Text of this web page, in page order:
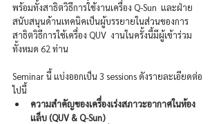
พร้อมทั้งสาธิตวิธีการใช้งานเครื่อง Q-Sun  และฝ่าย
สนับสนุนด้านเทคนิคเป็นผู้บรรยายในส่วนของการ
สาธิตวิธีการใช้เครื่อง QUV  งานในครั้งนี้มีผู้เข้าร่วม
ทั้งหมด 62 ท่าน
Seminar นี้ แบ่งออกเป็น 3 sessions ดังรายละเอียดต่อ
ไปนี้
ความสำคัญของเครื่องเร่งสภาวะอากาศในห้อง
แล็บ (QUV & Q-Sun)